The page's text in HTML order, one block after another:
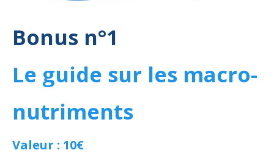
Bonus n°1
Le guide sur les macro-
nutriments
Valeur : 10€